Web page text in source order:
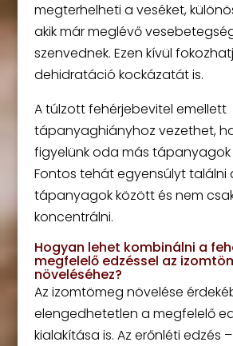
megterhelheti a veséket,
akik már meglévő
szenvednek. Ezen kívül
dehidratáció kockázatát is.
A túlzott fehérjebevitel emellett
tápanyaghiányhoz vezethet,
figyelünk oda más tápanyagok
Fontos tehát egyensúlyt találni
tápanyagok között és nem
koncentrálni.
Hogyan lehet kombinálni a
megfelelő edzéssel az
növeléséhez?
Az izomtömeg növelése
elengedhetetlen a megfelelő
kialakítása is. Az erőnléti edzés